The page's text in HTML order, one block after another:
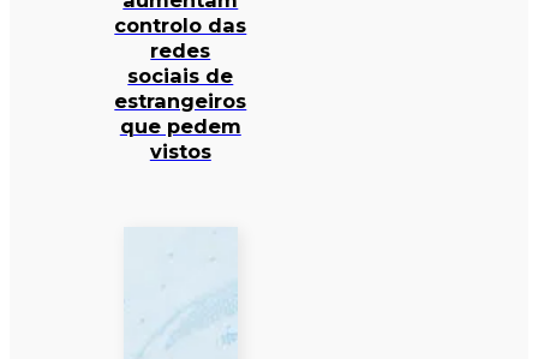
controlo das
redes
sociais de
estrangeiros
que pedem
vistos